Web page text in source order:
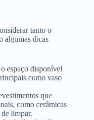
tanto o
algumas dicas
espaço disponível
como vaso
que
como cerâmicas
limpar.